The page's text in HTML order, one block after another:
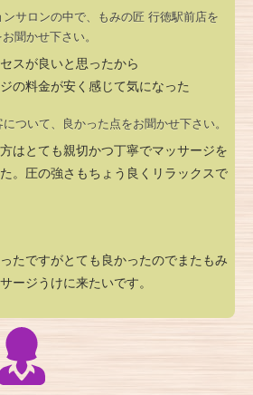
サロンの中で、もみの匠 行徳駅前店を
聞かせ下さい。
スが良いと思ったから
の料金が安く感じて気になった
ついて、良かった点をお聞かせ下さい。
はとても親切かつ丁寧でマッサージを
。圧の強さもちょう良くリラックスで
たですがとても良かったのでまたもみ
ージうけに来たいです。